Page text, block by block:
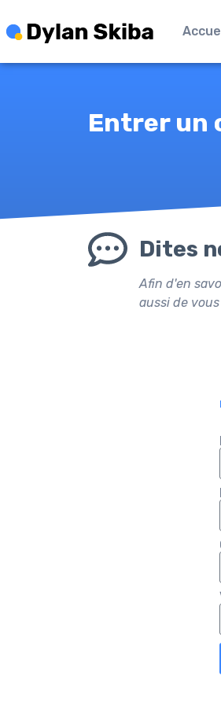
Entrer un
Dites
Afin d'en
aussi de